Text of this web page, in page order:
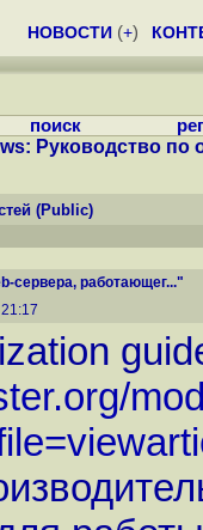
НОВОСТИ (+)
поиск
Руководство по
(Public)
сервера, работающег..."